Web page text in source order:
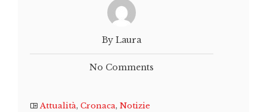
By Laura
No Comments
Attualità, Cronaca, Notizie